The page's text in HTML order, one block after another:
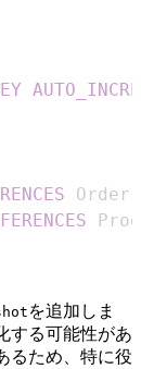
Orders
を追加しま
する可能性があ
るため、特に役